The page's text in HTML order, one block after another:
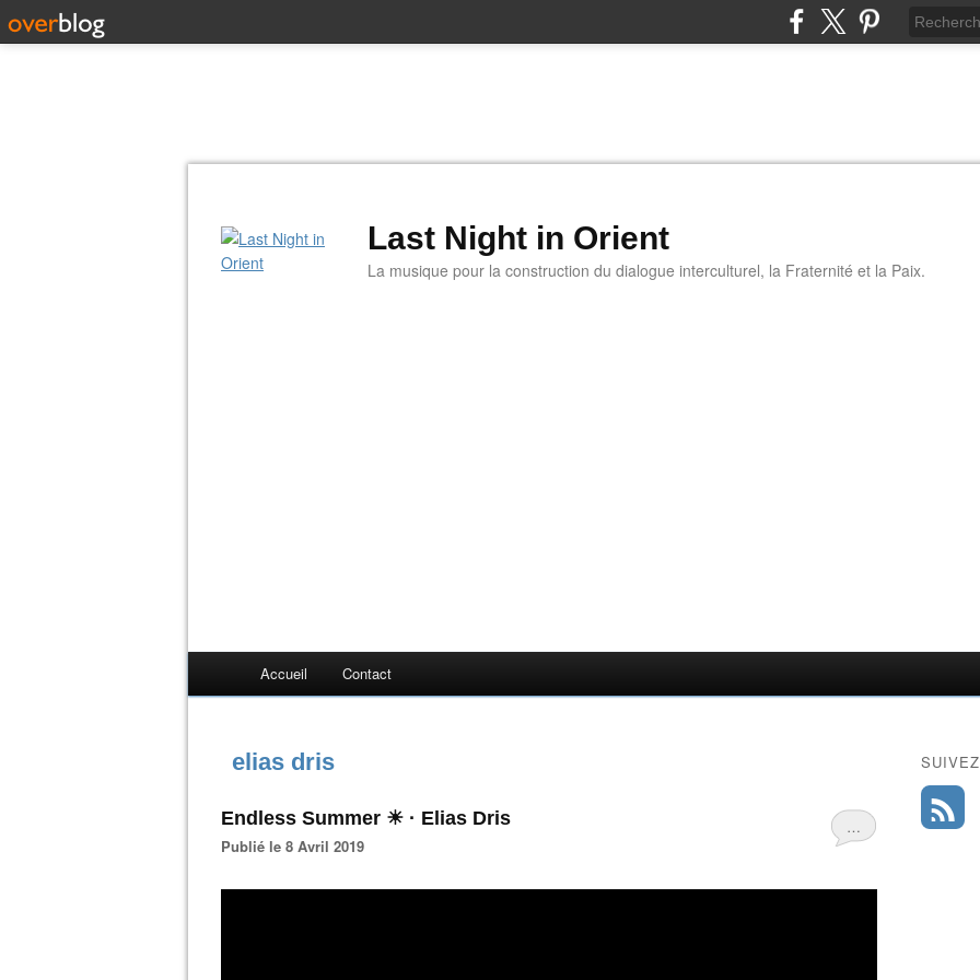
Last Night in Orient
La musique pour la construction du dialogue interculturel, la Fraternité et la Paix.
Accueil Contact
elias dris
…
Endless Summer ☀︎ · Elias Dris
Publié le 8 Avril 2019